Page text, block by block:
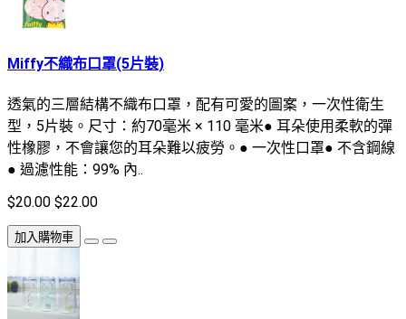
Miffy不織布口罩(5片裝)
透氣的三層結構不織布口罩，配有可愛的圖案，一次性衛生
型，5片裝。尺寸：約70毫米 × 110 毫米● 耳朵使用柔軟的彈
性橡膠，不會讓您的耳朵難以疲勞。● 一次性口罩● 不含鋼線
● 過濾性能：99% 內..
$20.00 $22.00
加入購物車